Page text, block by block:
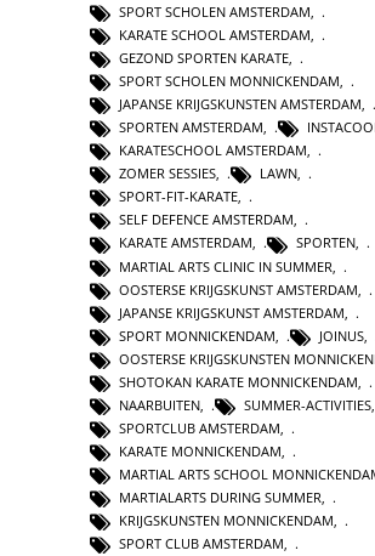
SPORT SCHOLEN AMSTERDAM
KARATE SCHOOL AMSTERDAM
GEZOND SPORTEN KARATE
SPORT SCHOLEN MONNICKENDAM,
JAPANSE KRIJGSKUNSTEN AMSTERDAM,
SPORTEN AMSTERDAM,
KARATESCHOOL AMSTERDAM,
ZOMER SESSIES, LAWN,
SPORT-FIT-KARATE,
SELF DEFENCE AMSTERDAM,
KARATE AMSTERDAM, SPORTEN,
MARTIAL ARTS CLINIC IN SUMMER
OOSTERSE KRIJGSKUNST AMSTERDAM
JAPANSE KRIJGSKUNST AMSTERDAM
SPORT MONNICKENDAM
JOINUS
OOSTERSE KRIJGSKUNSTEN
SHOTOKAN KARATE MONNICKENDAM
NAARBUITEN
SUMMER-ACTIVITIES
SPORTCLUB AMSTERDAM
KARATE MONNICKENDAM,
MARTIAL ARTS SCHOOL
MARTIALARTS DURING SUMMER,
KRIJGSKUNSTEN MONNICKENDAM,
SPORT CLUB AMSTERDAM,